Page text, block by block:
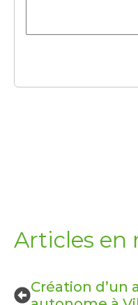
Articles en
Création d’un